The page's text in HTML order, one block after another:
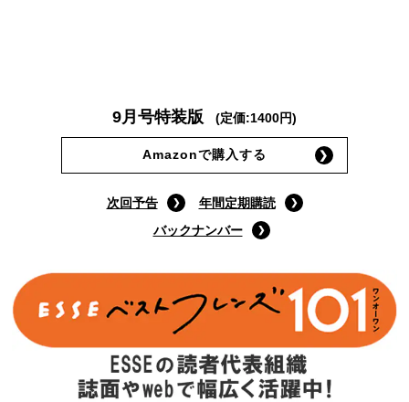
Amazonで購入する
次回予告
年間定期購読
バックナンバー